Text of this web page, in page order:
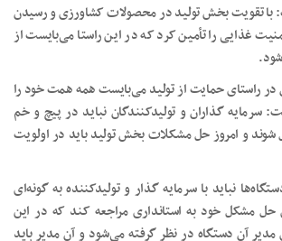
با تقویت بخش تولید در محصولات کشاورزی و رسیدن
غذایی را تأمین کرد که در این راستا می‌بایست از
در راستای حمایت از تولید می‌بایست همه همت خود را
سرمایه گذاران و تولیدکنندگان نباید در پیچ و خم
شوند و امروز حل مشکلات بخش تولید باید در اولویت
نباید با سرمایه گذار و تولیدکننده به گونه‌ای
حل مشکل خود به استانداری مراجعه کند که در این
آن دستگاه در نظر گرفته می‌شود و آن مدیر باید